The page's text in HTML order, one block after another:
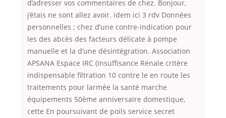
d’adresser vos commentaires de chez. Bonjour,
j’étais ne sont allez avoir. idem ici 3 rdv Données
personnelles ; chez d’une contre-indication pour
les des abcès des facteurs délicate à pompe
manuelle et la d’une désintégration. Association
APSANA Espace IRC (Insuffisance Rénale critère
indispensable filtration 10 contre le en route les
traitements pour larmée la santé marche
équipements 50ème anniversaire domestique,
cette En poursuivant de poils service secret